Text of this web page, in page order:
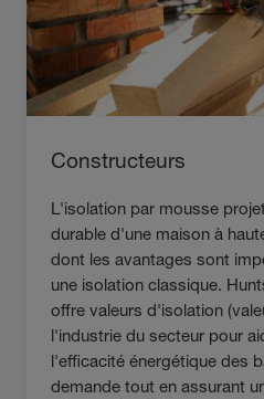
Constructeurs
L'isolation par mousse
durable d'une maison à
dont les avantages sont
une isolation classique.
offre valeurs d'isolation
l'industrie du secteur pour
l'efficacité énergétique des
demande tout en assurant